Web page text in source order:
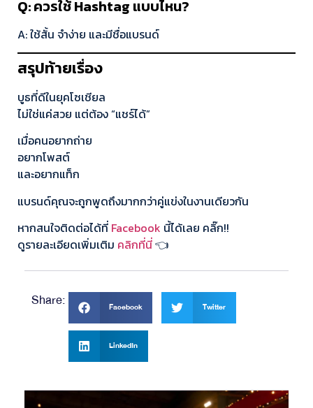
Q: ควรใช้ Hashtag แบบไหน?
A: ใช้สั้น จำง่าย และมีชื่อแบรนด์
สรุปท้ายเรื่อง
บูธที่ดีในยุคโซเชียล
ไม่ใช่แค่สวย แต่ต้อง “แชร์ได้”
เมื่อคนอยากถ่าย
อยากโพสต์
และอยากแท็ก
แบรนด์คุณจะถูกพูดถึงมากกว่าคู่แข่งในงานเดียวกัน
หากสนใจติดต่อได้ที่ Facebook นี้ได้เลย คลิ๊ก!!
ดูรายละเอียดเพิ่มเติม คลิกที่นี่👈
Share: Facebook Twitter
LinkedIn